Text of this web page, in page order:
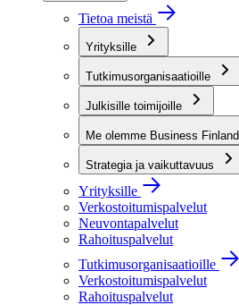
Tietoa meistä
Yrityksille
Tutkimusorganisaatioille
Julkisille toimijoille
Me olemme Business Finland
Strategia ja vaikuttavuus
Yrityksille
Verkostoitumispalvelut
Neuvontapalvelut
Rahoituspalvelut
Tutkimusorganisaatioille
Verkostoitumispalvelut
Rahoituspalvelut